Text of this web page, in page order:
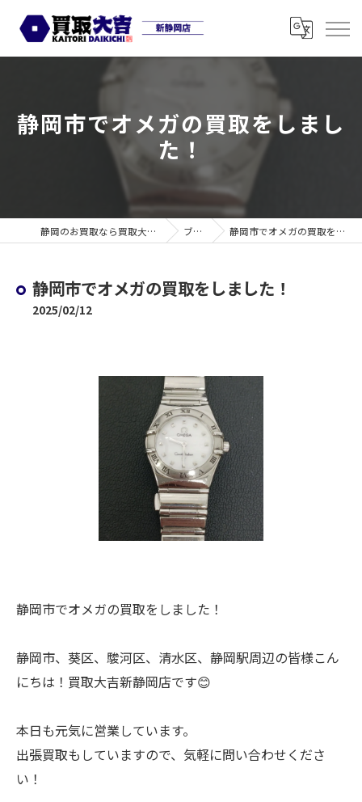
静岡市でオメガの買取をしまし
た！
静岡のお買取なら買取大吉 新静岡店 ブログ 静岡市でオメガの買取をしました！
静岡市でオメガの買取をしました！
2025/02/12
静岡市でオメガの買取をしました！
静岡市、葵区、駿河区、清水区、静岡駅周辺の皆様こん
にちは！買取大吉新静岡店です😊
本日も元気に営業しています。
出張買取もしていますので、気軽に問い合わせくださ
い！